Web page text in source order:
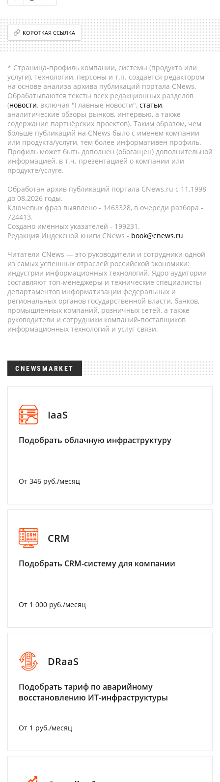
КОРОТКАЯ ССЫЛКА
* Страница-профиль компании, системы (продукта или
услуги), технологии, персоны и т.п. создается редактором
на основе анализа архива публикаций портала CNews.
Обрабатываются тексты всех редакционных разделов
(новости, включая "Главные новости", статьи,
аналитические обзоры рынков, интервью, а также
содержание партнёрских проектов). Таким образом, чем
больше публикаций на CNews было с именем компании
или продукта/услуги, тем более информативен профиль.
Профиль может быть дополнен (обогащен) дополнительной
информацией, в т.ч. презентацией о компании или
продукте/услуге.
Обработан архив публикаций портала CNews.ru c 11.1998
до 08.2026 годы.
Ключевых фраз выявлено - 1463328, в очереди разбора -
724413.
Создано именных указателей - 199231.
Редакция Индексной книги CNews - book@cnews.ru
Читатели CNews — это руководители и сотрудники одной
из самых успешных отраслей российской экономики:
индустрии информационных технологий. Ядро аудитории
составляют топ-менеджеры и технические специалисты
департаментов информатизации федеральных и
региональных органов государственной власти, банков,
промышленных компаний, розничных сетей, а также
руководители и сотрудники компаний-поставщиков
информационных технологий и услуг связи.
CNEWSMARKET
IaaS
Подобрать облачную инфраструктуру
От 346 руб./месяц
CRM
Подобрать CRM-систему для компании
От 1 000 руб./месяц
DRaaS
Подобрать тариф по аварийному
восстановлению ИТ-инфраструктуры
От 1 руб./месяц